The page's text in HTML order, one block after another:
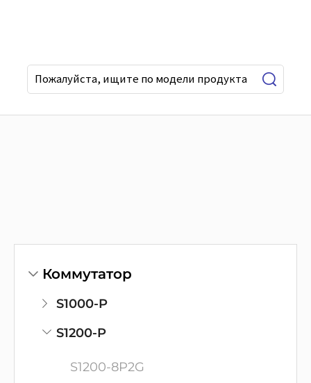
Коммутатор
S1000-P
S1200-P
S1200-8P2G